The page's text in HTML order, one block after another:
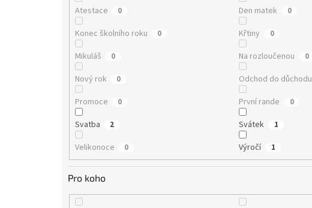
Atestace 0 Den matek 0
Konec školního roku 0 Křtiny 0
Mikuláš 0 Na rozloučenou 0
Nový rok 0 Odchod do důchodu
Promoce 0 První rande 0
Svatba 2 Svátek 1
Velikonoce 0 Výročí 1
Pro koho